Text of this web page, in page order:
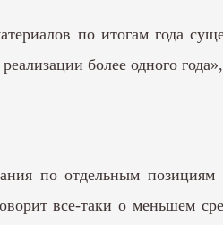
по итогам года
более одного
по отдельным позициям
все-таки о меньшем